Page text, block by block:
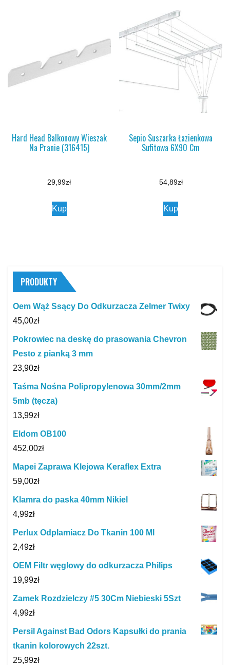
Hard Head Balkonowy Wieszak
Na Pranie (316415)
29,99zł
Kup
Sepio Suszarka Łazienkowa
Sufitowa 6X90 Cm
54,89zł
Kup
PRODUKTY
Oem Wąż Ssący Do Odkurzacza Zelmer Twixy
45,00zł
Pokrowiec na deskę do prasowania Chevron
Pesto z pianką 3 mm
23,90zł
Taśma Nośna Polipropylenowa 30mm/2mm
5mb (tęcza)
13,99zł
Eldom OB100
452,00zł
Mapei Zaprawa Klejowa Keraflex Extra
59,00zł
Klamra do paska 40mm Nikiel
4,99zł
Perlux Odplamiacz Do Tkanin 100 Ml
2,49zł
OEM Filtr węglowy do odkurzacza Philips
19,99zł
Zamek Rozdzielczy #5 30Cm Niebieski 5Szt
4,99zł
Persil Against Bad Odors Kapsułki do prania
tkanin kolorowych 22szt.
25,99zł